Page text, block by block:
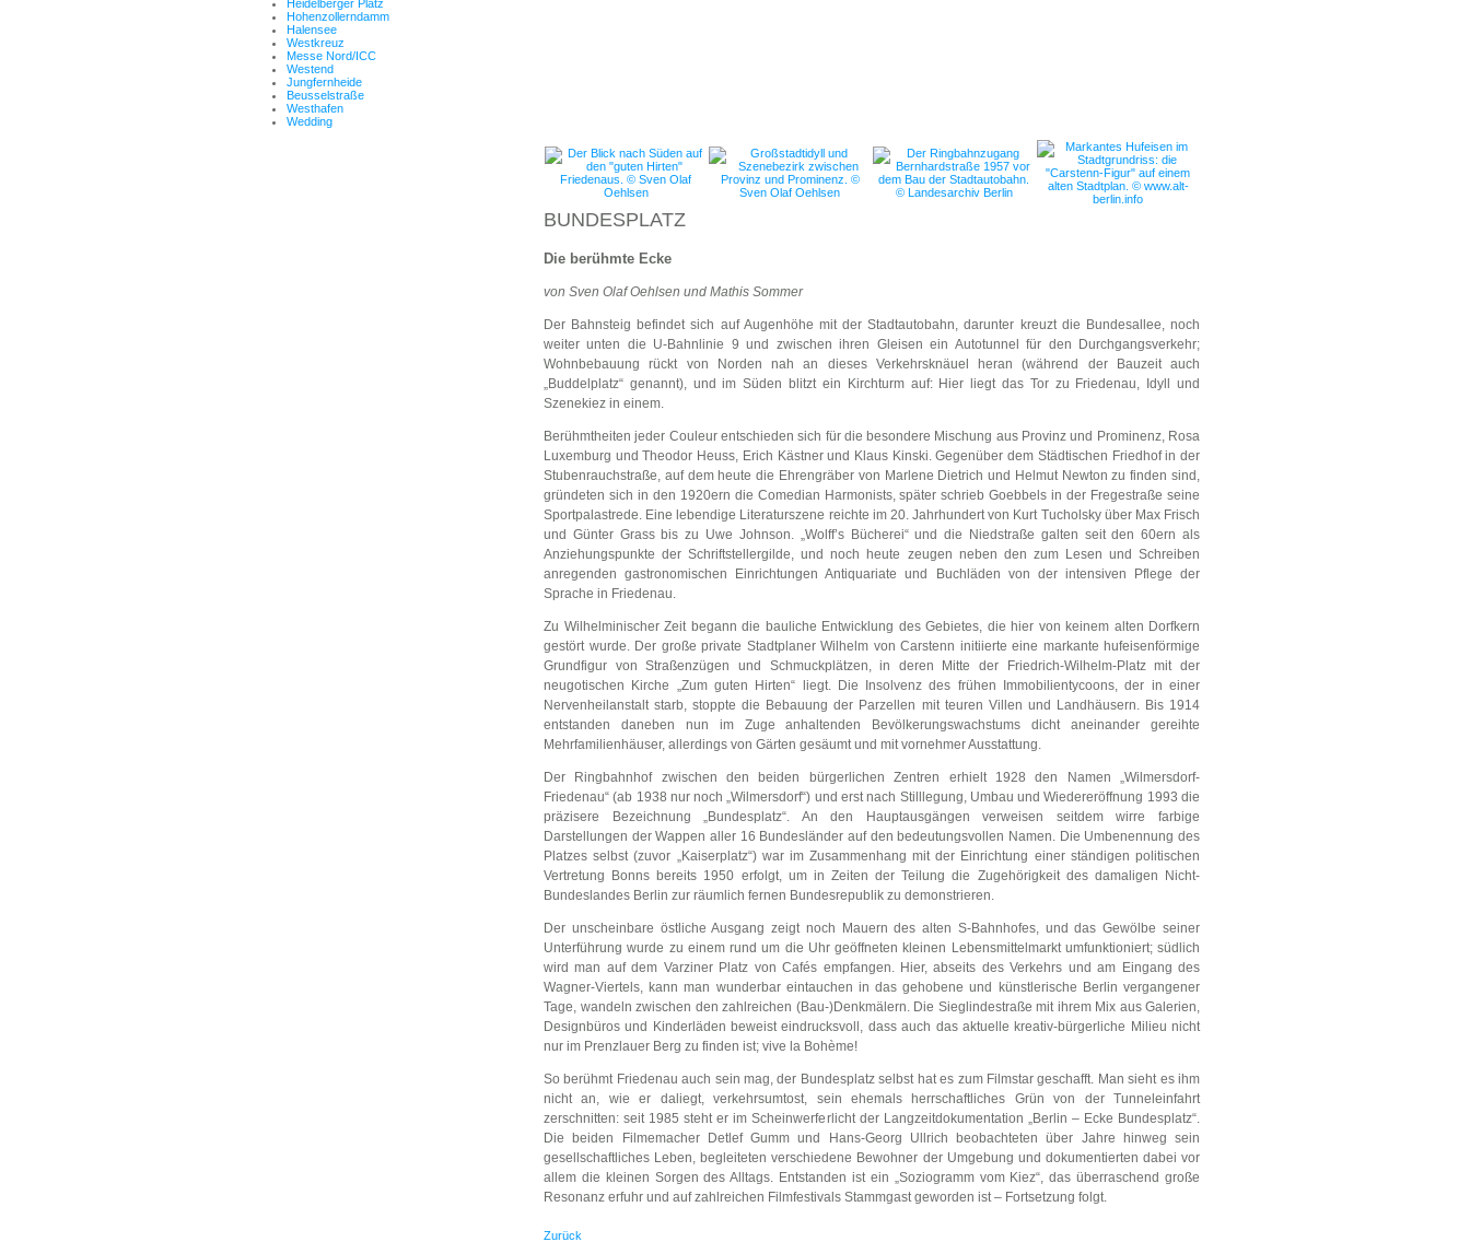
Heidelberger Platz
Hohenzollerndamm
Halensee
Westkreuz
Messe Nord/ICC
Westend
Jungfernheide
Beusselstraße
Westhafen
Wedding
BUNDESPLATZ
Die berühmte Ecke
von Sven Olaf Oehlsen und Mathis Sommer
Der Bahnsteig befindet sich auf Augenhöhe mit der Stadtautobahn, darunter kreuzt die Bundesallee, noch
weiter unten die U-Bahnlinie 9 und zwischen ihren Gleisen ein Autotunnel für den Durchgangsverkehr;
Wohnbebauung rückt von Norden nah an dieses Verkehrsknäuel heran (während der Bauzeit auch
„Buddelplatz“ genannt), und im Süden blitzt ein Kirchturm auf: Hier liegt das Tor zu Friedenau, Idyll und
Szenekiez in einem.
Berühmtheiten jeder Couleur entschieden sich für die besondere Mischung aus Provinz und Prominenz, Rosa
Luxemburg und Theodor Heuss, Erich Kästner und Klaus Kinski. Gegenüber dem Städtischen Friedhof in der
Stubenrauchstraße, auf dem heute die Ehrengräber von Marlene Dietrich und Helmut Newton zu finden sind,
gründeten sich in den 1920ern die Comedian Harmonists, später schrieb Goebbels in der Fregestraße seine
Sportpalastrede. Eine lebendige Literaturszene reichte im 20. Jahrhundert von Kurt Tucholsky über Max Frisch
und Günter Grass bis zu Uwe Johnson. „Wolff’s Bücherei“ und die Niedstraße galten seit den 60ern als
Anziehungspunkte der Schriftstellergilde, und noch heute zeugen neben den zum Lesen und Schreiben
anregenden gastronomischen Einrichtungen Antiquariate und Buchläden von der intensiven Pflege der
Sprache in Friedenau.
Zu Wilhelminischer Zeit begann die bauliche Entwicklung des Gebietes, die hier von keinem alten Dorfkern
gestört wurde. Der große private Stadtplaner Wilhelm von Carstenn initiierte eine markante hufeisenförmige
Grundfigur von Straßenzügen und Schmuckplätzen, in deren Mitte der Friedrich-Wilhelm-Platz mit der
neugotischen Kirche „Zum guten Hirten“ liegt. Die Insolvenz des frühen Immobilientycoons, der in einer
Nervenheilanstalt starb, stoppte die Bebauung der Parzellen mit teuren Villen und Landhäusern. Bis 1914
entstanden daneben nun im Zuge anhaltenden Bevölkerungswachstums dicht aneinander gereihte
Mehrfamilienhäuser, allerdings von Gärten gesäumt und mit vornehmer Ausstattung.
Der Ringbahnhof zwischen den beiden bürgerlichen Zentren erhielt 1928 den Namen „Wilmersdorf-
Friedenau“ (ab 1938 nur noch „Wilmersdorf“) und erst nach Stilllegung, Umbau und Wiedereröffnung 1993 die
präzisere Bezeichnung „Bundesplatz“. An den Hauptausgängen verweisen seitdem wirre farbige
Darstellungen der Wappen aller 16 Bundesländer auf den bedeutungsvollen Namen. Die Umbenennung des
Platzes selbst (zuvor „Kaiserplatz“) war im Zusammenhang mit der Einrichtung einer ständigen politischen
Vertretung Bonns bereits 1950 erfolgt, um in Zeiten der Teilung die Zugehörigkeit des damaligen Nicht-
Bundeslandes Berlin zur räumlich fernen Bundesrepublik zu demonstrieren.
Der unscheinbare östliche Ausgang zeigt noch Mauern des alten S-Bahnhofes, und das Gewölbe seiner
Unterführung wurde zu einem rund um die Uhr geöffneten kleinen Lebensmittelmarkt umfunktioniert; südlich
wird man auf dem Varziner Platz von Cafés empfangen. Hier, abseits des Verkehrs und am Eingang des
Wagner-Viertels, kann man wunderbar eintauchen in das gehobene und künstlerische Berlin vergangener
Tage, wandeln zwischen den zahlreichen (Bau-)Denkmälern. Die Sieglindestraße mit ihrem Mix aus Galerien,
Designbüros und Kinderläden beweist eindrucksvoll, dass auch das aktuelle kreativ-bürgerliche Milieu nicht
nur im Prenzlauer Berg zu finden ist; vive la Bohème!
So berühmt Friedenau auch sein mag, der Bundesplatz selbst hat es zum Filmstar geschafft. Man sieht es ihm
nicht an, wie er daliegt, verkehrsumtost, sein ehemals herrschaftliches Grün von der Tunneleinfahrt
zerschnitten: seit 1985 steht er im Scheinwerferlicht der Langzeitdokumentation „Berlin – Ecke Bundesplatz“.
Die beiden Filmemacher Detlef Gumm und Hans-Georg Ullrich beobachteten über Jahre hinweg sein
gesellschaftliches Leben, begleiteten verschiedene Bewohner der Umgebung und dokumentierten dabei vor
allem die kleinen Sorgen des Alltags. Entstanden ist ein „Soziogramm vom Kiez“, das überraschend große
Resonanz erfuhr und auf zahlreichen Filmfestivals Stammgast geworden ist – Fortsetzung folgt.
Zurück